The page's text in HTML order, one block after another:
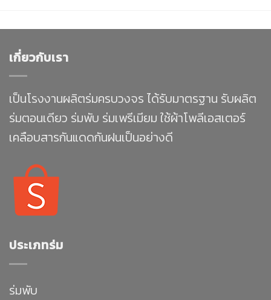
เกี่ยวกับเรา
เป็นโรงงานผลิตร่มครบวงจร ได้รับมาตรฐาน รับผลิต
ร่มตอนเดียว ร่มพับ ร่มเพรีเมียม ใช้ผ้าโพลีเอสเตอร์
เคลือบสารกันแดดกันฝนเป็นอย่างดี
ประเภทร่ม
ร่มพับ